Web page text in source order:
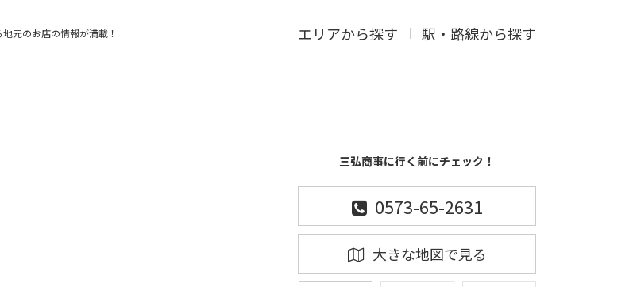
地元のお店の情報が満載！ エリアから探す 駅・路線から探す
三弘商事に行く前にチェック！
0573-65-2631
大きな地図で見る